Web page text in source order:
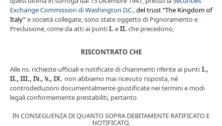
Exchange Commission di Washington D.C.,del trust “The Kingdom of
Italy”e società collegate, sono state oggetto di Pignoramento e
Preclusione, come da atti ai puntiI. eII. che precedono;
RISCONTRATO CHE
Alle ns. richieste ufficiali e notificate di chiarimenti riferite ai punti I.,
II., III., IV., V., IX. non abbiamo mai ricevuto risposta, né
controdeduzioni documentalmente giustificate nei terminie modi
legali conformemente prestabiliti, pertanto
IN CONSEGUENZA DI QUANTO SOPRA DEBITAMENTE RATIFICATO E
NOTIFICATO,